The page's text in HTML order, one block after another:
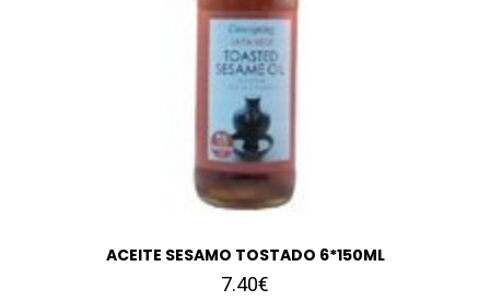
ACEITE SESAMO TOSTADO 6*150ML
7.40€